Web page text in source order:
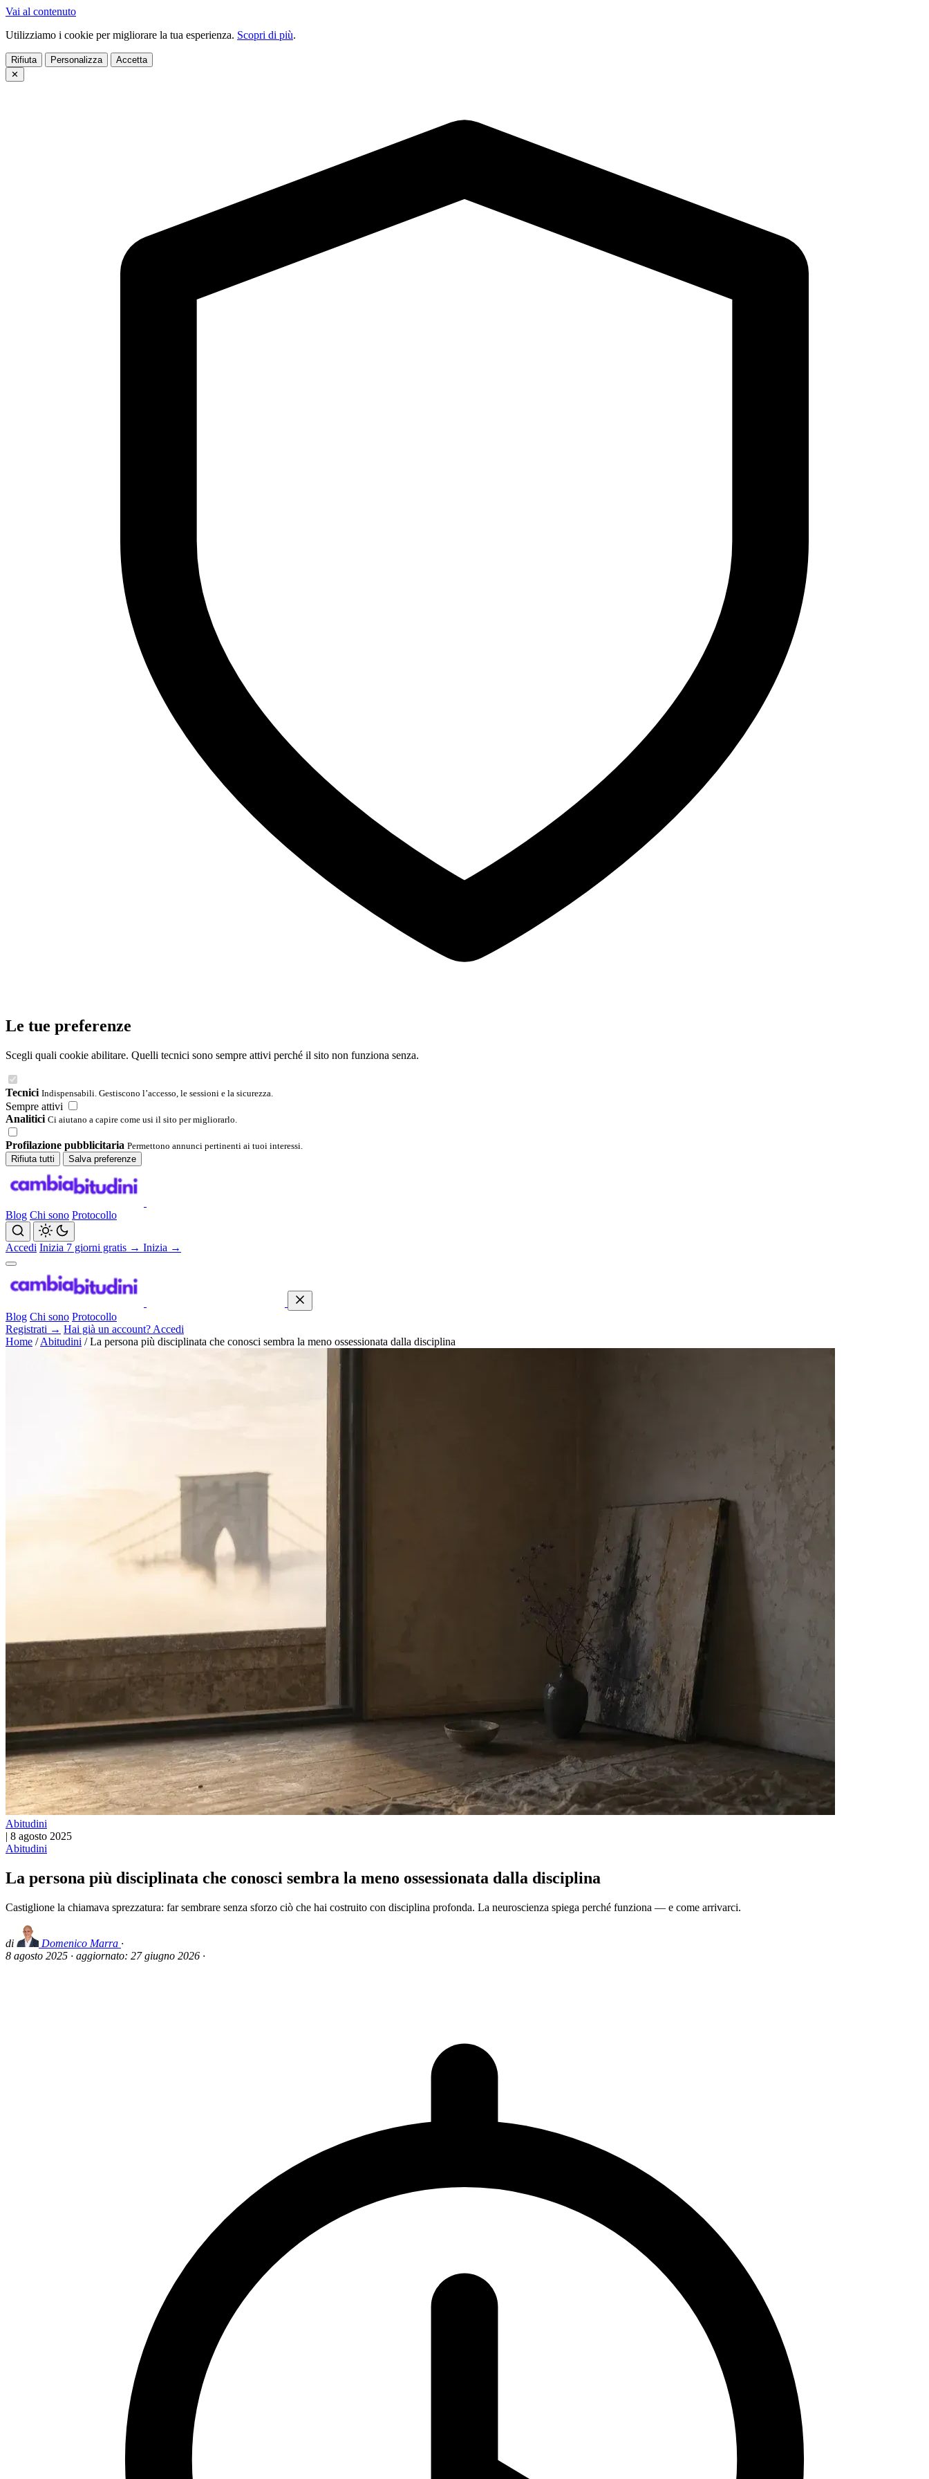
Vai al contenuto
Utilizziamo i cookie per migliorare la tua esperienza. Scopri di più.
Rifiuta Personalizza
Accetta
✕
Le tue preferenze
Scegli quali cookie abilitare. Quelli tecnici sono sempre attivi perché il sito non funziona senza.
Tecnici Indispensabili. Gestiscono l’accesso, le sessioni e la sicurezza.
Sempre attivi
Analitici Ci aiutano a capire come usi il sito per migliorarlo.
Profilazione pubblicitaria Permettono annunci pertinenti ai tuoi interessi.
Rifiuta tutti
Salva preferenze
Blog Chi sono Protocollo
Accedi Inizia 7 giorni gratis → Inizia →
Blog Chi sono Protocollo
Registrati → Hai già un account? Accedi
Home / Abitudini / La persona più disciplinata che conosci sembra la meno ossessionata dalla disciplina
Abitudini
| 8 agosto 2025
Abitudini
La persona più disciplinata che conosci sembra la meno ossessionata dalla disciplina
Castiglione la chiamava sprezzatura: far sembrare senza sforzo ciò che hai costruito con disciplina profonda. La neuroscienza spiega perché funziona — e come arrivarci.
di Domenico Marra ·
8 agosto 2025 · aggiornato: 27 giugno 2026 ·